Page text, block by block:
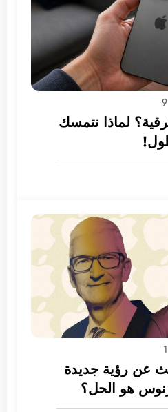
9
لماذا نتمسك
1
عن رؤية جديدة
هو الحل؟